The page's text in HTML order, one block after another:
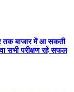
तक बाजार में आ सकती
सभी परीक्षण रहे सफल